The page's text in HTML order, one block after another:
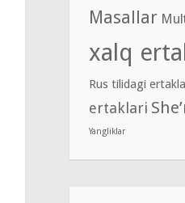
Masallar
xalq
Rus tilidagi
ertaklari
Yangliklar